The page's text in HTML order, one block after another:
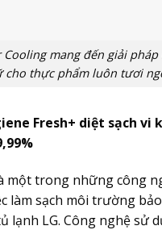
Cooling mang đến giải
cho thực phẩm luôn tươi
Fresh+ diệt sạch vi
một trong những công
làm sạch môi trường
lạnh LG. Công nghệ sử